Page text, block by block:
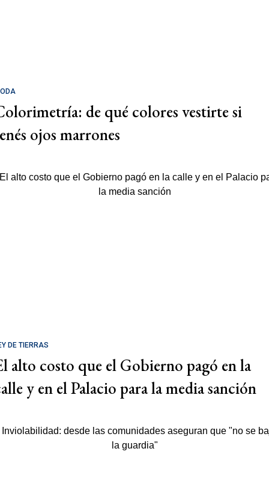
de qué colores vestirte si
ojos marrones
DE TIERRAS
alto costo que el Gobierno pagó en la
y en el Palacio para la media sanción